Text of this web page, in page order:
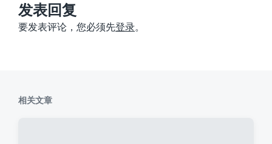
：
发表回复
要发表评论，您必须先登录。
相关文章